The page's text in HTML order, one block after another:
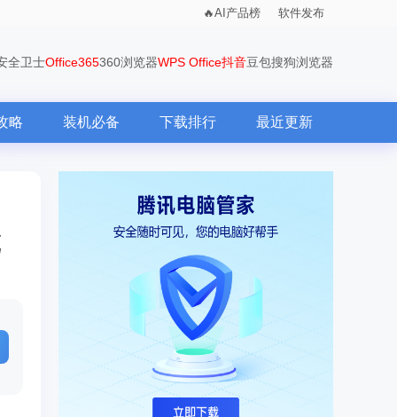
AI产品榜 软件发布
全卫士Office365360浏览器WPS Office抖音豆包搜狗浏览器
略 装机必备 下载排行 最近更新